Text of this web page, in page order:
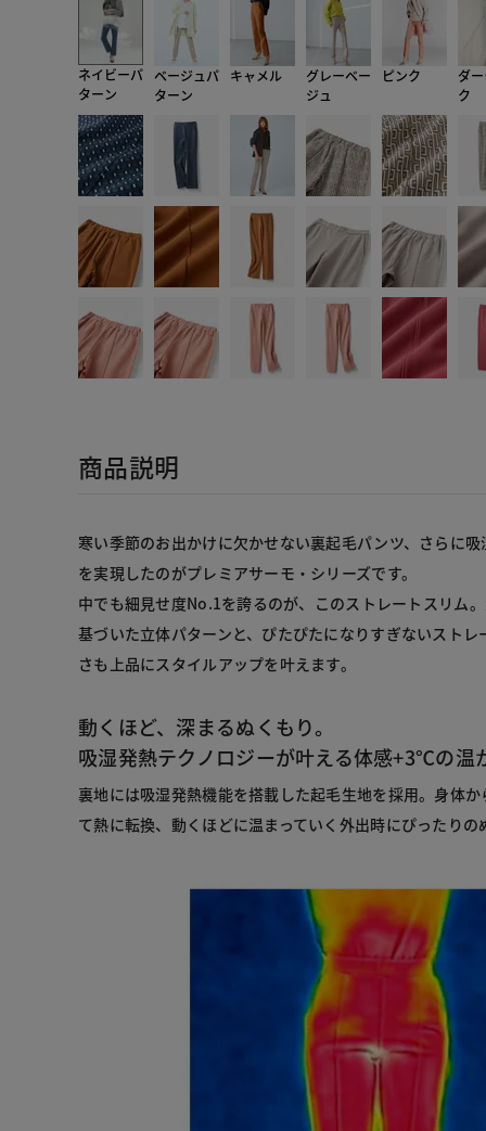
ネイビーパ
ターン
ベージュパ
ターン
キャメル
グレーベー
ジュ
ピンク
ダ
ク
商品説明
寒い季節のお出かけに欠かせない裏起毛パンツ、さらに
を実現したのがプレミアサーモ・シリーズです。
中でも細見せ度No.1を誇るのが、このストレートスリム
基づいた立体パターンと、ぴたぴたになりすぎないスト
さも上品にスタイルアップを叶えます。
動くほど、深まるぬくもり。
吸湿発熱テクノロジーが叶える体感+3℃の温
裏地には吸湿発熱機能を搭載した起毛生地を採用。身体
て熱に転換、動くほどに温まっていく外出時にぴったりの